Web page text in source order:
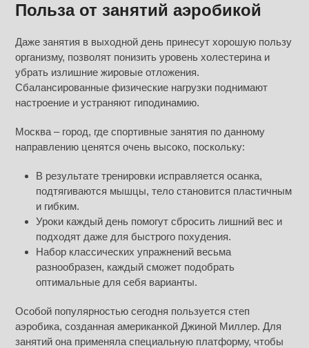
Польза от занятий аэробикой
Даже занятия в выходной день принесут хорошую пользу
организму, позволят понизить уровень холестерина и
убрать излишние жировые отложения.
Сбалансированные физические нагрузки поднимают
настроение и устраняют гиподинамию.
Москва – город, где спортивные занятия по данному
направлению ценятся очень высоко, поскольку:
В результате тренировки исправляется осанка,
подтягиваются мышцы, тело становится пластичным
и гибким.
Уроки каждый день помогут сбросить лишний вес и
подходят даже для быстрого похудения.
Набор классических упражнений весьма
разнообразен, каждый сможет подобрать
оптимальные для себя варианты.
Особой популярностью сегодня пользуется степ
аэробика, созданная американкой Джиной Миллер. Для
занятий она применяла специальную платформу, чтобы